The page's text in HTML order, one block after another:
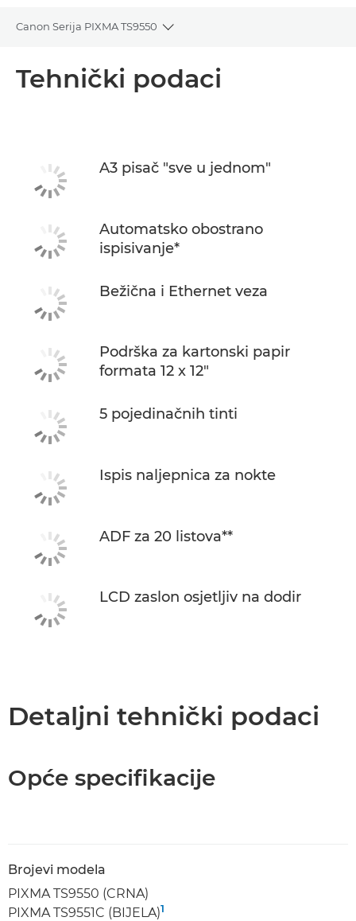
Canon Serija PIXMA TS9550
Toggle breadcrumbs
KUPITE TINTU
Tehnički podaci
A3 pisač "sve u jednom"
Automatsko obostrano
ispisivanje*
Bežična i Ethernet veza
Podrška za kartonski papir
formata 12 x 12"
5 pojedinačnih tinti
Ispis naljepnica za nokte
ADF za 20 listova**
LCD zaslon osjetljiv na dodir
Detaljni tehnički podaci
Opće specifikacije
Brojevi modela
PIXMA TS9550 (CRNA)
PIXMA TS9551C (BIJELA)1